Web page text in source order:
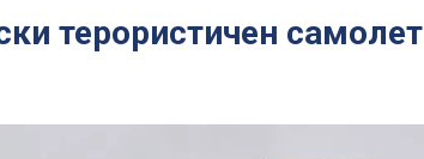
терористичен самолет